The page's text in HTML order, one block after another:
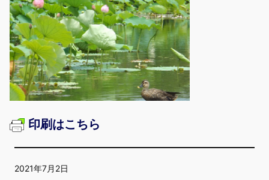
印刷はこちら
2021年7月2日